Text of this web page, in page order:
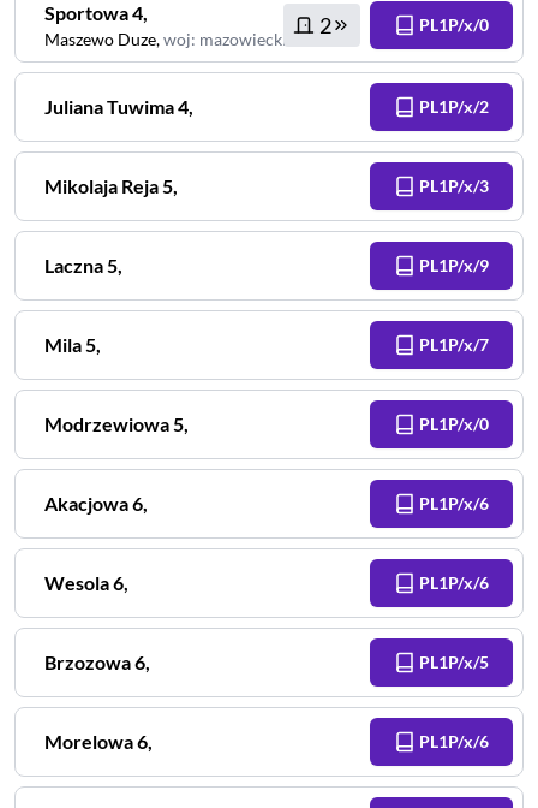
Sportowa4,
Maszewo Duze,woj: mazowieckie
2 PL1P/x/0
Juliana Tuwima4, PL1P/x/2
Mikolaja Reja5, PL1P/x/3
Laczna5, PL1P/x/9
Mila5, PL1P/x/7
Modrzewiowa5, PL1P/x/0
Akacjowa6, PL1P/x/6
Wesola6, PL1P/x/6
Brzozowa6, PL1P/x/5
Morelowa6, PL1P/x/6